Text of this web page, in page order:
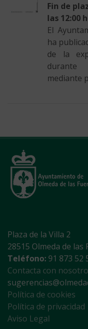
Fin de
las 12:00
El
ha
de la
durante
mediante
Plaza de la Villa 2
28515 Olmeda de las
Teléfono: 91 873 52
Contacta con
Política de cookies
Política de privacidad
Aviso Legal